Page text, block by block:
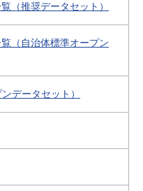
（推奨データセット）
（自治体標準オープン
データセット）